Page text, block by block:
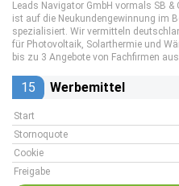
Leads Navigator GmbH vormals SB
ist auf die Neukundengewinnung im
spezialisiert. Wir vermitteln
für Photovoltaik, Solarthermie und
bis zu 3 Angebote von Fachfirmen
15 Werbemittel
Start
Stornoquote
Cookie
Freigabe